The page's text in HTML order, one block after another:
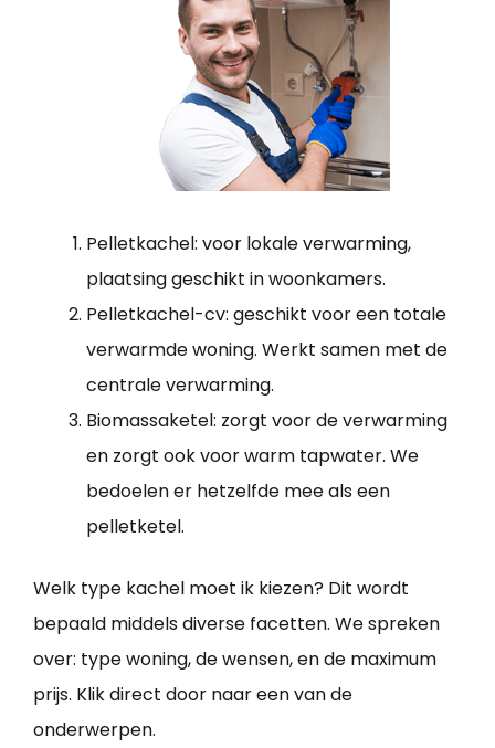
Pelletkachel: voor lokale verwarming,
plaatsing geschikt in woonkamers.
Pelletkachel-cv: geschikt voor een totale
verwarmde woning. Werkt samen met de
centrale verwarming.
Biomassaketel: zorgt voor de verwarming
en zorgt ook voor warm tapwater. We
bedoelen er hetzelfde mee als een
pelletketel.
Welk type kachel moet ik kiezen? Dit wordt
bepaald middels diverse facetten. We spreken
over: type woning, de wensen, en de maximum
prijs. Klik direct door naar een van de
onderwerpen.